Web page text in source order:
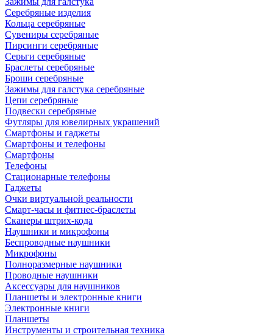
Серебряные изделия
Кольца серебряные
Сувениры серебряные
Пирсинги серебряные
Серьги серебряные
Браслеты серебряные
Броши серебряные
Зажимы для галстука серебряные
Цепи серебряные
Подвески серебряные
Футляры для ювелирных украшений
Смартфоны и гаджеты
Смартфоны и телефоны
Смартфоны
Телефоны
Стационарные телефоны
Гаджеты
Очки виртуальной реальности
Смарт-часы и фитнес-браслеты
Сканеры штрих-кода
Наушники и микрофоны
Беспроводные наушники
Микрофоны
Полноразмерные наушники
Проводные наушники
Аксессуары для наушников
Планшеты и электронные книги
Электронные книги
Планшеты
Инструменты и строительная техника